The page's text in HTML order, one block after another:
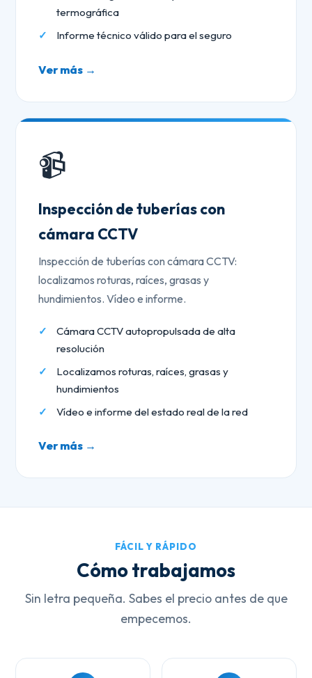
termográfica
Informe técnico válido para el seguro
Ver más →
📹
Inspección de tuberías con
cámara CCTV
Inspección de tuberías con cámara CCTV:
localizamos roturas, raíces, grasas y
hundimientos. Vídeo e informe.
Cámara CCTV autopropulsada de alta
resolución
Localizamos roturas, raíces, grasas y
hundimientos
Vídeo e informe del estado real de la red
Ver más →
FÁCIL Y RÁPIDO
Cómo trabajamos
Sin letra pequeña. Sabes el precio antes de que
empecemos.